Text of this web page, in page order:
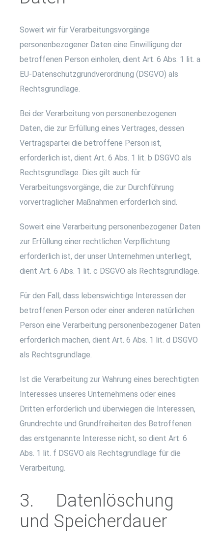
Soweit wir für Verarbeitungsvorgänge
personenbezogener Daten eine Einwilligung der
betroffenen Person einholen, dient Art. 6 Abs. 1 lit. a
EU-Datenschutzgrundverordnung (DSGVO) als
Rechtsgrundlage.
Bei der Verarbeitung von personenbezogenen
Daten, die zur Erfüllung eines Vertrages, dessen
Vertragspartei die betroffene Person ist,
erforderlich ist, dient Art. 6 Abs. 1 lit. b DSGVO als
Rechtsgrundlage. Dies gilt auch für
Verarbeitungsvorgänge, die zur Durchführung
vorvertraglicher Maßnahmen erforderlich sind.
Soweit eine Verarbeitung personenbezogener Daten
zur Erfüllung einer rechtlichen Verpflichtung
erforderlich ist, der unser Unternehmen unterliegt,
dient Art. 6 Abs. 1 lit. c DSGVO als Rechtsgrundlage.
Für den Fall, dass lebenswichtige Interessen der
betroffenen Person oder einer anderen natürlichen
Person eine Verarbeitung personenbezogener Daten
erforderlich machen, dient Art. 6 Abs. 1 lit. d DSGVO
als Rechtsgrundlage.
Ist die Verarbeitung zur Wahrung eines berechtigten
Interesses unseres Unternehmens oder eines
Dritten erforderlich und überwiegen die Interessen,
Grundrechte und Grundfreiheiten des Betroffenen
das erstgenannte Interesse nicht, so dient Art. 6
Abs. 1 lit. f DSGVO als Rechtsgrundlage für die
Verarbeitung.
3. Datenlöschung
und Speicherdauer